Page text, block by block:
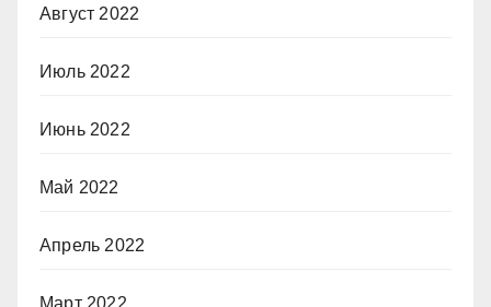
Август 2022
Июль 2022
Июнь 2022
Май 2022
Апрель 2022